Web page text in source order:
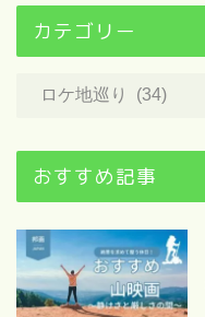
カテゴリー
おすすめ記事